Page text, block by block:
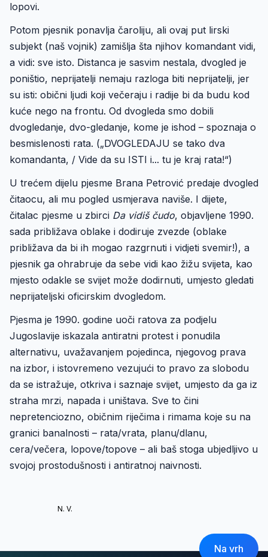
lopovi.
Potom pjesnik ponavlja čaroliju, ali ovaj put lirski
subjekt (naš vojnik) zamišlja šta njihov komandant vidi,
a vidi: sve isto. Distanca je sasvim nestala, dvogled je
poništio, neprijatelji nemaju razloga biti neprijatelji, jer
su isti: obični ljudi koji večeraju i radije bi da budu kod
kuće nego na frontu. Od dvogleda smo dobili
dvogledanje, dvo-gledanje, kome je ishod – spoznaja o
besmislenosti rata. („DVOGLEDAJU se tako dva
komandanta, / Vide da su ISTI i... tu je kraj rata!“)
U trećem dijelu pjesme Brana Petrović predaje dvogled
čitaocu, ali mu pogled usmjerava naviše. I dijete,
čitalac pjesme u zbirci Da vidiš čudo, objavljene 1990.
sada približava oblake i dodiruje zvezde (oblake
približava da bi ih mogao razgrnuti i vidjeti svemir!), a
pjesnik ga ohrabruje da sebe vidi kao žižu svijeta, kao
mjesto odakle se svijet može dodirnuti, umjesto gledati
neprijateljski oficirskim dvogledom.
Pjesma je 1990. godine uoči ratova za podjelu
Jugoslavije iskazala antiratni protest i ponudila
alternativu, uvažavanjem pojedinca, njegovog prava
na izbor, i istovremeno vezujući to pravo za slobodu
da se istražuje, otkriva i saznaje svijet, umjesto da ga iz
straha mrzi, napada i uništava. Sve to čini
nepretenciozno, običnim riječima i rimama koje su na
granici banalnosti – rata/vrata, planu/dlanu,
cera/večera, lopove/topove – ali baš stoga ubjedljivo u
svojoj prostodušnosti i antiratnoj naivnosti.
N. V.
Na vrh